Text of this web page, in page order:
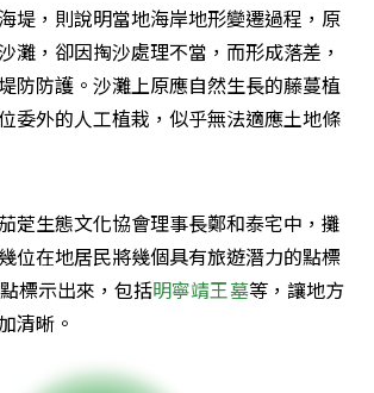
堤，則說明當地海岸地形變遷過程，原
灘，卻因掏沙處理不當，而形成落差，
防防護。沙灘上原應自然生長的藤蔓植
委外的人工植栽，似乎無法適應土地條
萣生態文化協會理事長鄭和泰宅中，攤
位在地居民將幾個具有旅遊潛力的點標
標示出來，包括明寧靖王墓等，讓地方
清晰。